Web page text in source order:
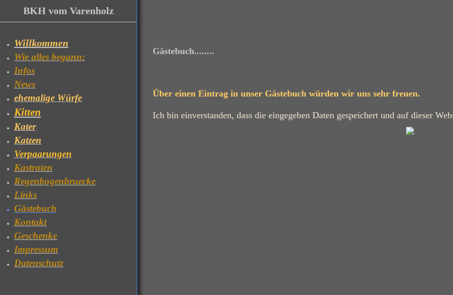
BKH vom Varenholz
Willkommen
Wie alles begann:
Infos
News
ehemalige Würfe
Kitten
Kater
Katzen
Verpaarungen
Kastraten
Regenbogenbruecke
Links
Gästebuch
Kontakt
Geschenke
Impressum
Datenschutz
Gästebuch........
Über einen Eintrag in unser Gästebuch würden wir uns sehr freuen.
Ich bin einverstanden, dass die eingegeben Daten gespeichert und auf dieser